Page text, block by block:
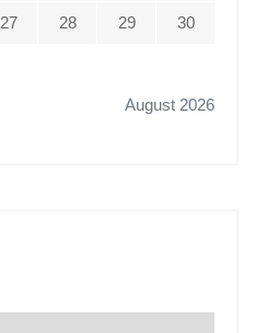
August 2026
27 28 29 30